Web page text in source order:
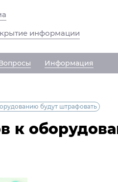
информации
Информация
будут штрафовать
к